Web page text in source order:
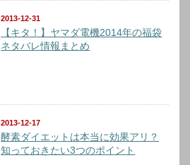
2013-12-31
【キタ！】ヤマダ電機2014年の福袋
ネタバレ情報まとめ
2013-12-17
酵素ダイエットは本当に効果アリ？
知っておきたい3つのポイント